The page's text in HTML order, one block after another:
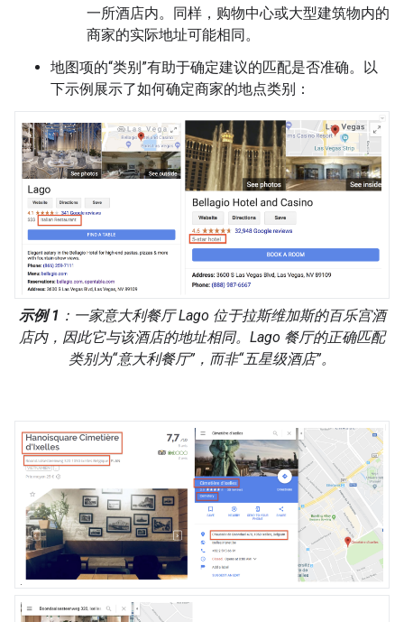
一所酒店内。同样，购物中心或大型建筑物内的
商家的实际地址可能相同。
地图项的“类别”有助于确定建议的匹配是否准确。 以
下示例展示了如何确定商家的地点类别：
示例 1 ：一家意大利餐厅 Lago 位于拉斯维加斯的百乐宫酒
店内，因此它与该酒店的地址相同。Lago 餐厅的正确匹配
类别为“意大利餐厅”，而非“五星级酒店”。